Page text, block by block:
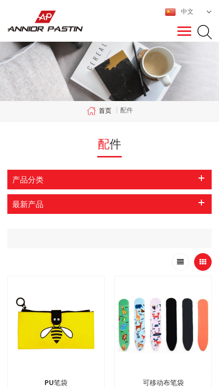
中文
首页 | 配件
配件
产品分类
最新产品
PU笔袋 可移动布笔袋